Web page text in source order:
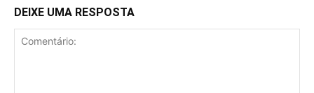
DEIXE UMA RESPOSTA